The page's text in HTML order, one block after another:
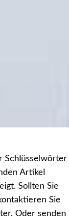
Schlüsselwörter
Artikel
Sollten Sie
Sie
Oder senden